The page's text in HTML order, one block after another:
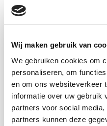
Wij maken gebruik van
We gebruiken cookies om
personaliseren, om
en om ons websiteverkeer
informatie over uw gebruik
partners voor social
partners kunnen deze
Over Ramphastos Investments
Ramphastos Investments is in
30 bedrijven binnen en buiten
startups tot scale-ups, tot
mature ondernemingen. De
Voorbeelden van succesvolle